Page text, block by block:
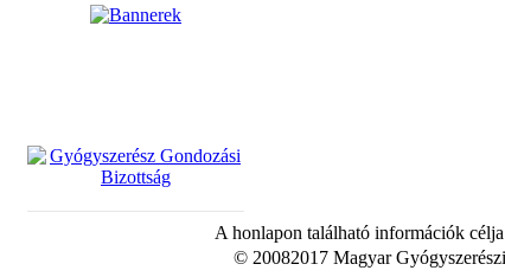
A honlapon található információk
© 20082017 Magyar